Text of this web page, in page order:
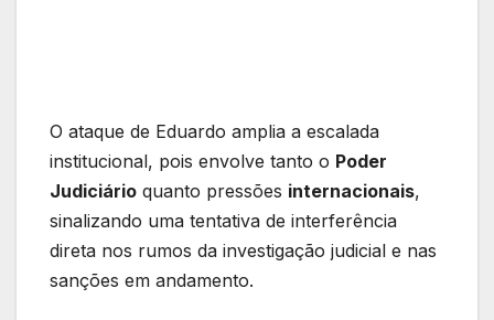
O ataque de Eduardo amplia a escalada
institucional, pois envolve tanto o Poder
Judiciário quanto pressões internacionais,
sinalizando uma tentativa de interferência
direta nos rumos da investigação judicial e nas
sanções em andamento.